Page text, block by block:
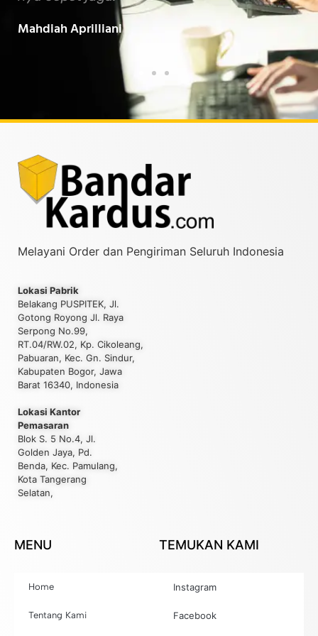
Baarokallahu Fiikum.."
Taufiqurrahman MZ
Melayani Order dan Pengiriman Seluruh Indonesia
Lokasi Pabrik
Belakang PUSPITEK, Jl.
Gotong Royong Jl. Raya
Serpong No.99,
RT.04/RW.02, Kp. Cikoleang,
Pabuaran, Kec. Gn. Sindur,
Kabupaten Bogor, Jawa
Barat 16340, Indonesia
Lokasi Kantor
Pemasaran
Blok S. 5 No.4, Jl.
Golden Jaya, Pd.
Benda, Kec. Pamulang,
Kota Tangerang
Selatan,
MENU
Home
Tentang Kami
TEMUKAN KAMI
Instagram
Facebook